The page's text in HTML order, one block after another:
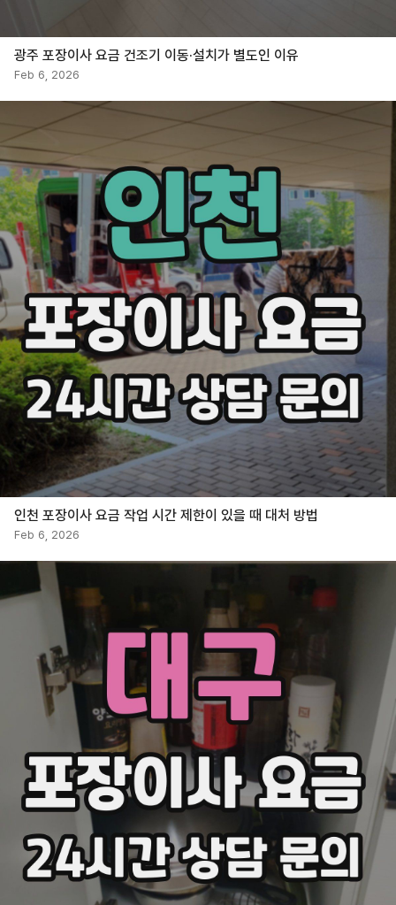
광주 포장이사 요금 건조기 이동·설치가 별도인 이유
Feb 6, 2026
인천 포장이사 요금 작업 시간 제한이 있을 때 대처 방법
Feb 6, 2026